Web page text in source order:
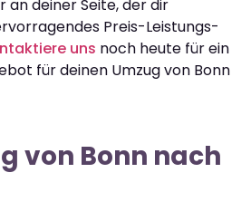
an deiner Seite, der dir
Preis-Leistungs-
uns noch heute für ein
für deinen Umzug von Bonn
von Bonn nach